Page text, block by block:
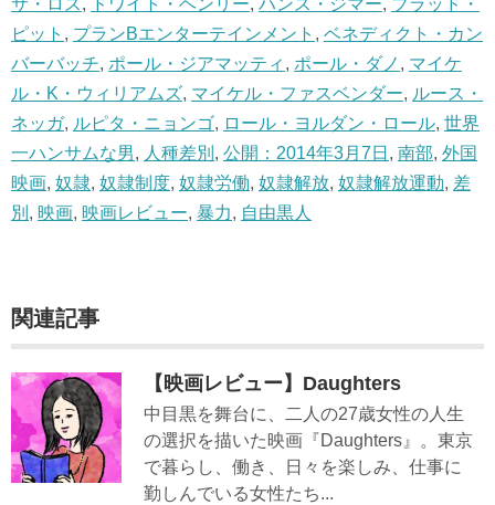
サ・ロス, ドワイト・ヘンリー, ハンス・ジマー, ブラッド・
ピット , プランBエンターテインメント , ベネディクト・カン
バーバッチ, ポール・ジアマッティ , ポール・ダノ , マイケ
ル・K・ウィリアムズ, マイケル・ファスベンダー, ルース・
ネッガ, ルピタ・ニョンゴ, ロール・ヨルダン・ロール, 世界
一ハンサムな男, 人種差別 , 公開：2014年3月7日 , 南部, 外国
映画, 奴隷, 奴隷制度, 奴隷労働, 奴隷解放, 奴隷解放運動, 差
別 , 映画, 映画レビュー, 暴力, 自由黒人
関連記事
【映画レビュー】Daughters
中目黒を舞台に、二人の27歳女性の人生
の選択を描いた映画『Daughters』。東京
で暮らし、働き、日々を楽しみ、仕事に
勤しんでいる女性たち...